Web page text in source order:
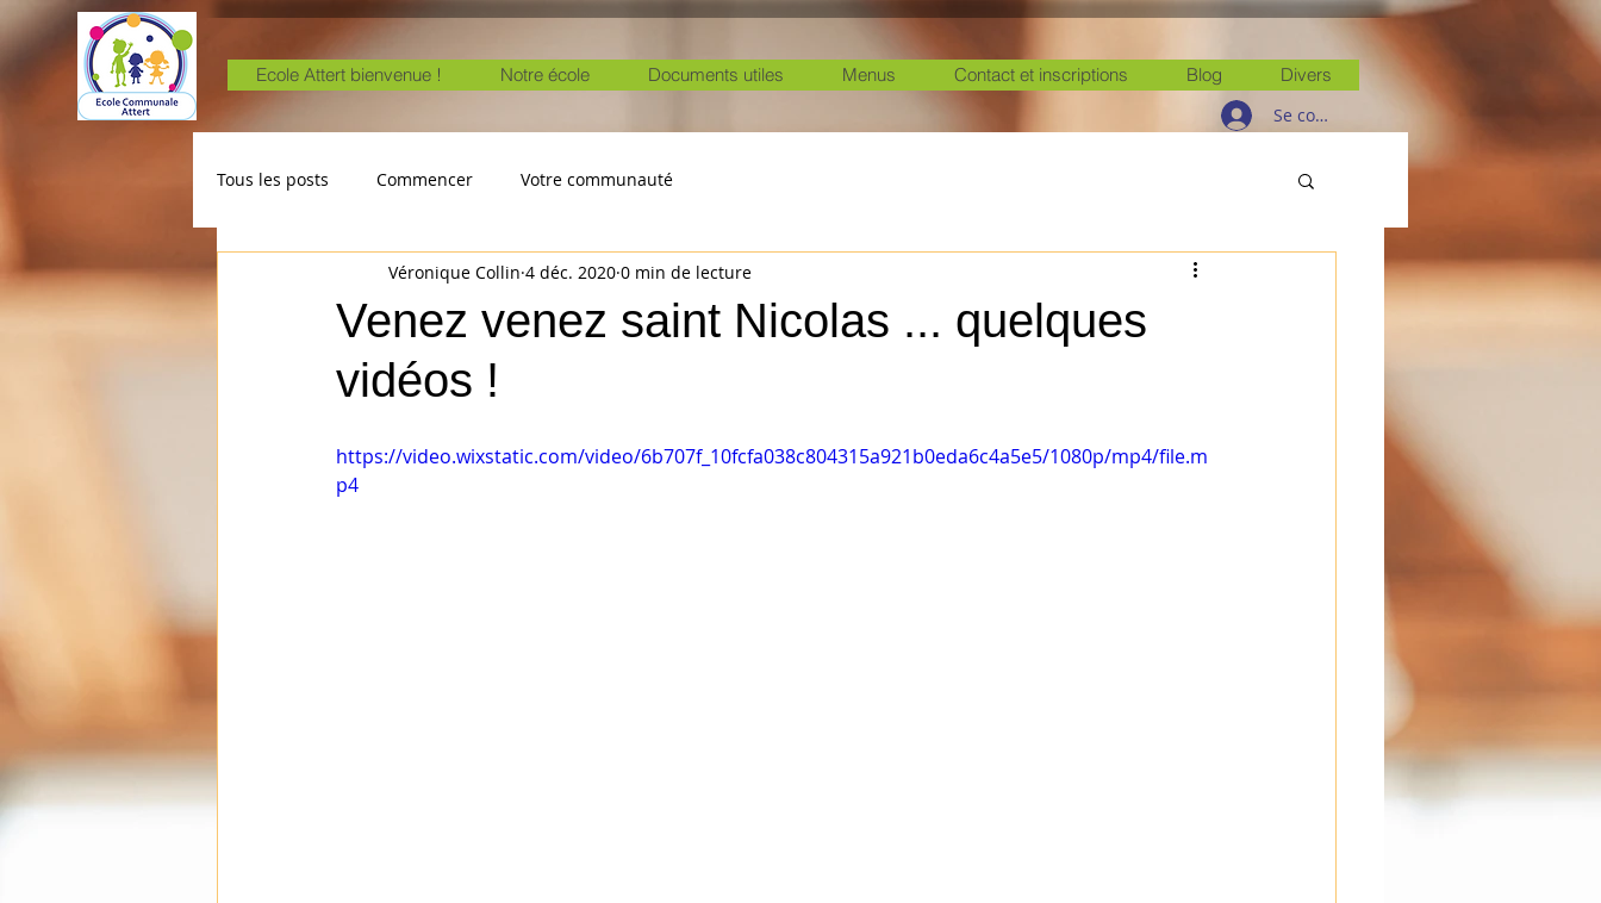
Ecole Attert bienvenue ! Notre école Documents utiles Menus Contact et inscriptions Blog
Divers
Se connecter
Tous les posts Commencer Votre communauté
Venez venez saint Nicolas ... quelques
vidéos !
Véronique Collin 4 déc. 2020 0 min de lecture
https://video.wixstatic.com/video/6b707f_10fcfa038c804315a921b0eda6c4a5e5/1080p/mp4/file.m
p4